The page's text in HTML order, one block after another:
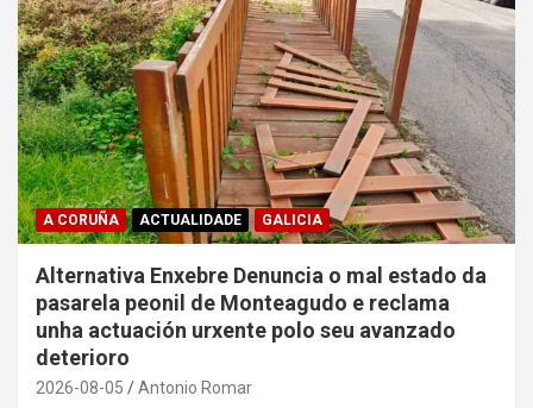
A CORUÑA ACTUALIDADE GALICIA
Alternativa Enxebre Denuncia o mal estado da
pasarela peonil de Monteagudo e reclama
unha actuación urxente polo seu avanzado
deterioro
2026-08-05 Antonio Romar